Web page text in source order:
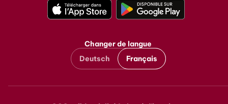
Changer de langue
Deutsch
Français